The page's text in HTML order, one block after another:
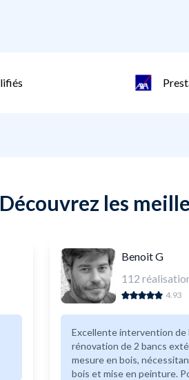
Découvrez les
Benoit G
112
4.93
Excellente intervention de
rénovation de 2 bancs
mesure en bois,
bois et mise en peinture.